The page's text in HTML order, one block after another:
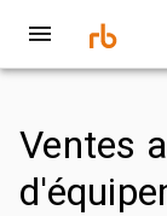
Ventes